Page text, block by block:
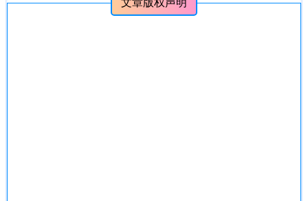
文章版权声明